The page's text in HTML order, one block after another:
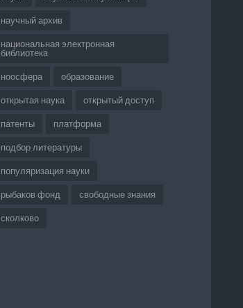
научный архив
национальная электронная
библиотека
ноосфера образование
открытая наука открытый доступ
патенты платформа
подбор литературы
популяризация науки
рыбаков фонд свободные знания
сколково